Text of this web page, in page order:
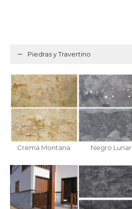
Piedras y Travertino
Crema Montana Negro Lunar